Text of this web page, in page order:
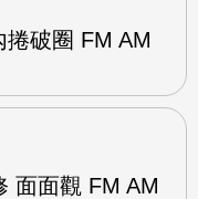
破圈 FM AM
面面觀 FM AM